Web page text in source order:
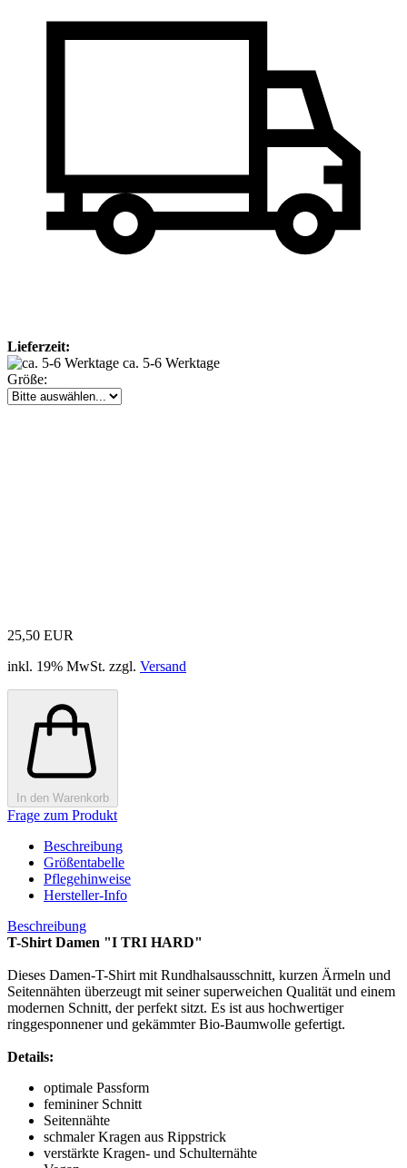
Lieferzeit:
ca. 5-6 Werktage
Größe:
25,50 EUR
inkl. 19% MwSt. zzgl. Versand
In den Warenkorb
Frage zum Produkt
Beschreibung
Größentabelle
Pflegehinweise
Hersteller-Info
Beschreibung
T-Shirt Damen "I TRI HARD"
Dieses Damen-T-Shirt mit Rundhalsausschnitt, kurzen Ärmeln und
Seitennähten überzeugt mit seiner superweichen Qualität und einem
modernen Schnitt, der perfekt sitzt. Es ist aus hochwertiger
ringgesponnener und gekämmter Bio-Baumwolle gefertigt.
Details:
optimale Passform
femininer Schnitt
Seitennähte
schmaler Kragen aus Rippstrick
verstärkte Kragen- und Schulternähte